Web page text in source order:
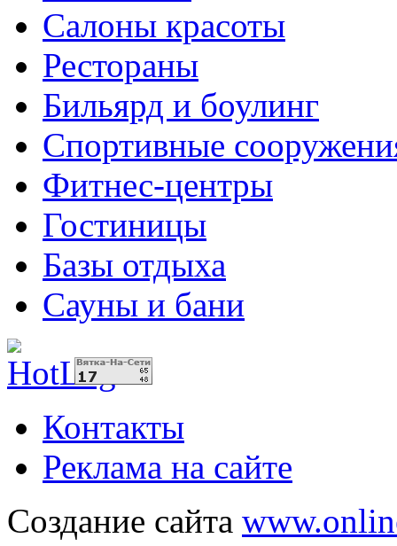
Салоны красоты
Рестораны
Бильярд и боулинг
Спортивные
Фитнес-центры
Гостиницы
Базы отдыха
Сауны и бани
Контакты
Реклама на сайте
Создание сайта